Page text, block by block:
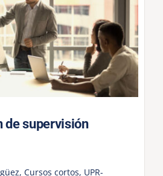
de supervisión
, Cursos cortos, UPR-